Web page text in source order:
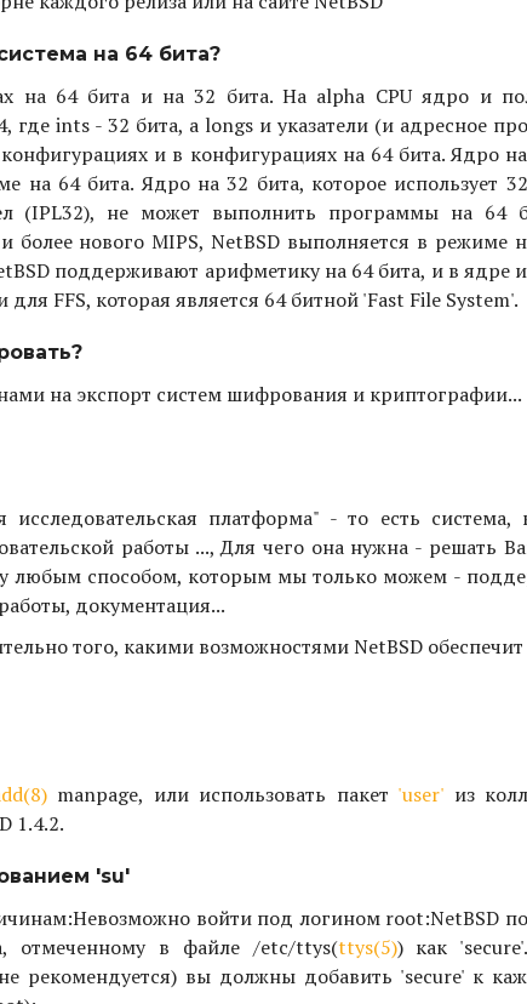
на 64 бита?
на 64 бита и на 32 бита. На alpha CPU ядро и
ints - 32 бита, а longs и указатели (и адресное
и в конфигурациях на 64 бита. Ядро
64 бита. Ядро на 32 бита, которое использует
(IPL32), не может выполнить программы на 64
более нового MIPS, NetBSD выполняется в режиме
поддерживают арифметику на 64 бита, и в ядре
FFS, которая является 64 битной 'Fast File System'.
на экспорт систем шифрования и криптографии...
исследовательская платформа" - то есть система,
работы ..., Для чего она нужна - решать
любым способом, которым мы только можем -
документация...
того, какими возможностями NetBSD
manpage, или использовать пакет 'user' из
1.4.2.
'su'
Невозможно войти под логином root:NetBSD
отмеченному в файле /etc/ttys(ttys(5)) как
рекомендуется) вы должны добавить 'secure' к